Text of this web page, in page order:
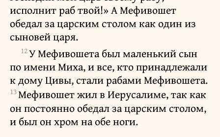
исполнит раб твой!» А Мефивошет
обедал за царским столом как один из
сыновей царя.
12У Мефивошета был маленький сын
по имени Миха, и все, кто принадлежали
к дому Цивы, стали рабами Мефивошета.
13Мефивошет жил в Иерусалиме, так как
он постоянно обедал за царским столом,
и был он хром на обе ноги.